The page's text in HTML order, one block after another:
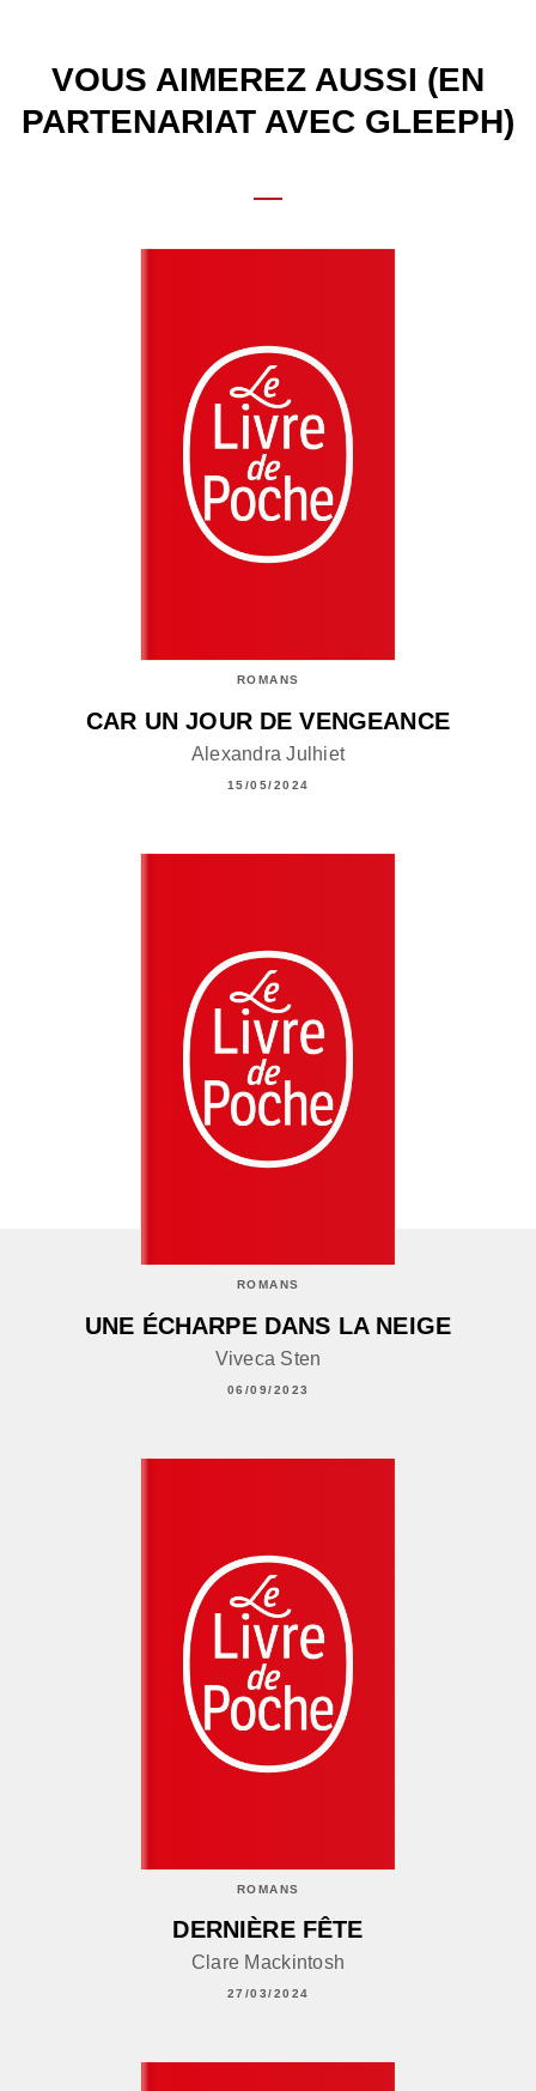
VOUS AIMEREZ AUSSI (EN
PARTENARIAT AVEC GLEEPH)
ROMANS
CAR UN JOUR DE VENGEANCE
Alexandra Julhiet
15/05/2024
ROMANS
UNE ÉCHARPE DANS LA NEIGE
Viveca Sten
06/09/2023
ROMANS
DERNIÈRE FÊTE
Clare Mackintosh
27/03/2024